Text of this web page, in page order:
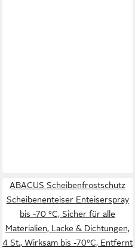
ABACUS Scheibenfrostschutz
Scheibenenteiser Enteiserspray
bis -70 °C, Sicher für alle
Materialien, Lacke & Dichtungen,
4 St., Wirksam bis -70°C, Entfernt